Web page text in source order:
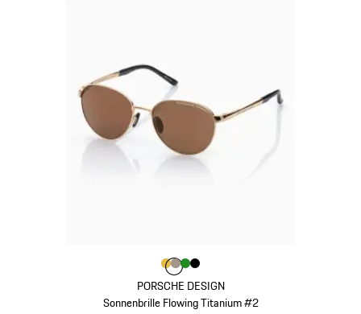
PORSCHE DESIGN
Sonnenbrille Flowing Titanium #2
Farbe
Farbegold
Farbe
FarbeFarbe